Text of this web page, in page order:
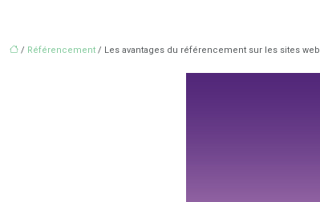
/ Référencement / Les avantages du référencement sur les sites web